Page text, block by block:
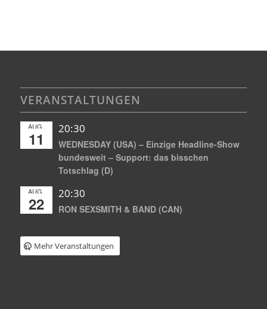
VERANSTALTUNGEN
AUG.
11
20:30
WEDNESDAY (USA) – Einzige Headline-Show
bundesweit – Support: das bisschen
Totschlag (D)
AUG.
22
20:30
RON SEXSMITH & BAND (CAN)
Mehr Veranstaltungen